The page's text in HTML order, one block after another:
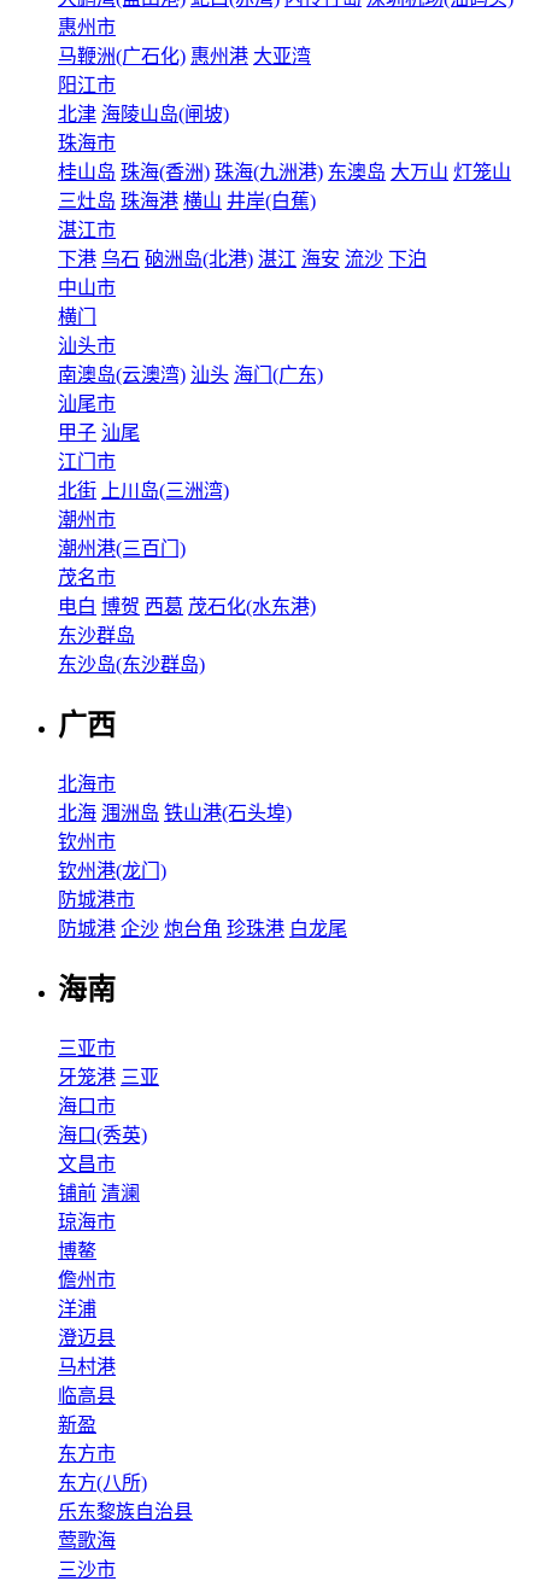
惠州市
马鞭洲(广石化) 惠州港 大亚湾
阳江市
北津 海陵山岛(闸坡)
珠海市
桂山岛 珠海(香洲) 珠海(九洲港) 东澳岛 大万山 灯笼山
三灶岛 珠海港 横山 井岸(白蕉)
湛江市
下港 乌石 硇洲岛(北港) 湛江 海安 流沙 下泊
中山市
横门
汕头市
南澳岛(云澳湾) 汕头 海门(广东)
汕尾市
甲子 汕尾
江门市
北街
上川岛(三洲湾)
潮州市
潮州港(三百门)
茂名市
电白 博贺 西葛 茂石化(水东港)
东沙群岛
东沙岛(东沙群岛)
广西
北海市
北海 涠洲岛 铁山港(石头埠)
钦州市
钦州港(龙门)
防城港市
防城港 企沙 炮台角 珍珠港 白龙尾
海南
三亚市
牙笼港 三亚
海口市
海口(秀英)
文昌市
铺前 清澜
琼海市
博鳌
儋州市
洋浦
澄迈县
马村港
临高县
新盈
东方市
东方(八所)
乐东黎族自治县
莺歌海
三沙市